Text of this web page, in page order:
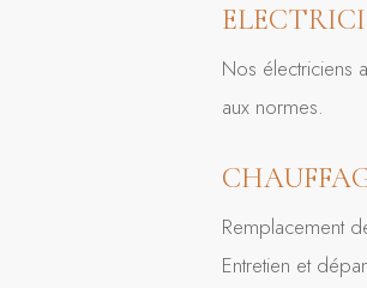
Nos électriciens
aux normes.
Remplacement
Entretien et